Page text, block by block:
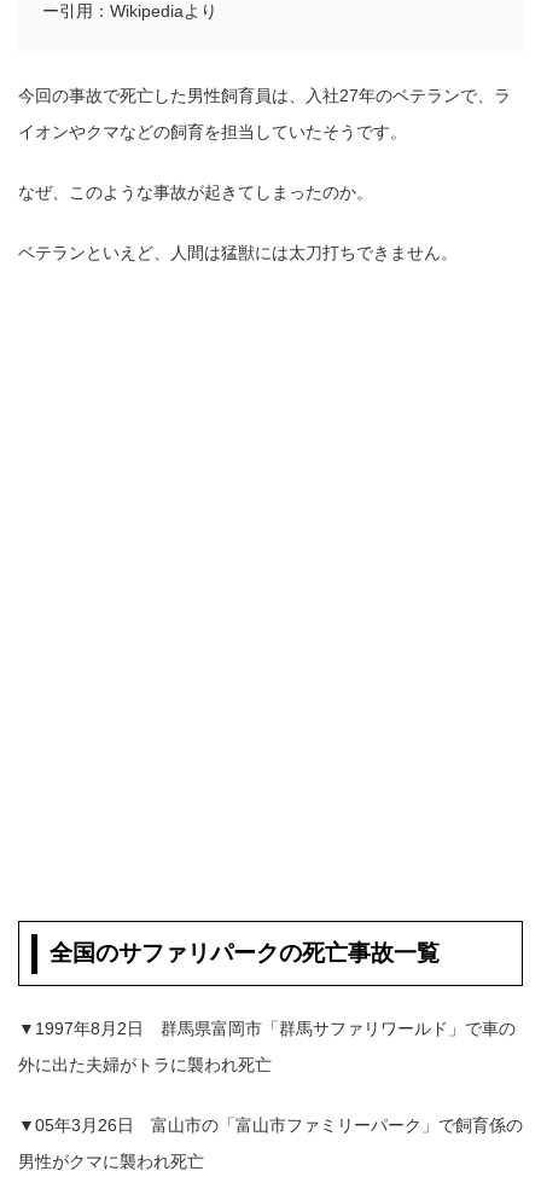
ー引用：Wikipediaより
今回の事故で死亡した男性飼育員は、入社27年のベテランで、ラ
イオンやクマなどの飼育を担当していたそうです。
なぜ、このような事故が起きてしまったのか。
ベテランといえど、人間は猛獣には太刀打ちできません。
全国のサファリパークの死亡事故一覧
▼1997年8月2日 群馬県富岡市「群馬サファリワールド」で車の
外に出た夫婦がトラに襲われ死亡
▼05年3月26日 富山市の「富山市ファミリーパーク」で飼育係の
男性がクマに襲われ死亡